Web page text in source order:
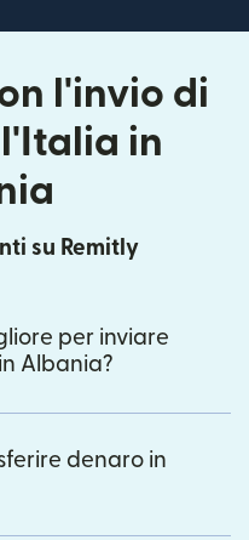
l'invio di
in
su Remitly
per inviare
Albania?
denaro in